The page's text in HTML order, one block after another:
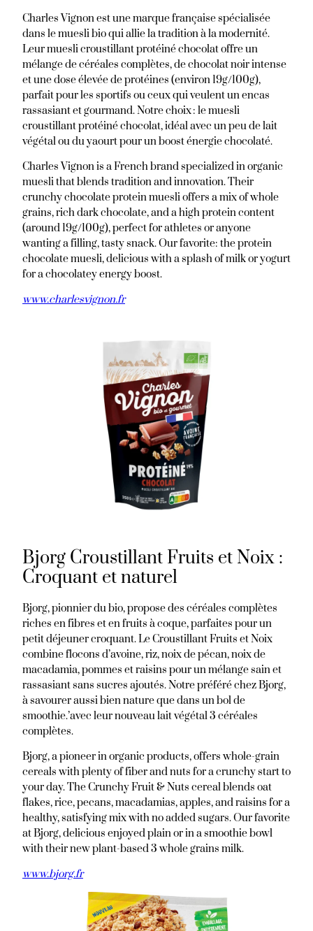
Charles Vignon est une marque française spécialisée
dans le muesli bio qui allie la tradition à la modernité.
Leur muesli croustillant protéiné chocolat offre un
mélange de céréales complètes, de chocolat noir intense
et une dose élevée de protéines (environ 19g/100g),
parfait pour les sportifs ou ceux qui veulent un encas
rassasiant et gourmand. Notre choix : le muesli
croustillant protéiné chocolat, idéal avec un peu de lait
végétal ou du yaourt pour un boost énergie chocolaté.
Charles Vignon is a French brand specialized in organic
muesli that blends tradition and innovation. Their
crunchy chocolate protein muesli offers a mix of whole
grains, rich dark chocolate, and a high protein content
(around 19g/100g), perfect for athletes or anyone
wanting a filling, tasty snack. Our favorite: the protein
chocolate muesli, delicious with a splash of milk or yogurt
for a chocolatey energy boost.
www.charlesvignon.fr
Bjorg Croustillant Fruits et Noix :
Croquant et naturel
Bjorg, pionnier du bio, propose des céréales complètes
riches en fibres et en fruits à coque, parfaites pour un
petit déjeuner croquant. Le Croustillant Fruits et Noix
combine flocons d’avoine, riz, noix de pécan, noix de
macadamia, pommes et raisins pour un mélange sain et
rassasiant sans sucres ajoutés. Notre préféré chez Bjorg,
à savourer aussi bien nature que dans un bol de
smoothie.’avec leur nouveau lait végétal 3 céréales
complètes.
Bjorg, a pioneer in organic products, offers whole-grain
cereals with plenty of fiber and nuts for a crunchy start to
your day. The Crunchy Fruit & Nuts cereal blends oat
flakes, rice, pecans, macadamias, apples, and raisins for a
healthy, satisfying mix with no added sugars. Our favorite
at Bjorg, delicious enjoyed plain or in a smoothie bowl
with their new plant-based 3 whole grains milk.
www.bjorg.fr